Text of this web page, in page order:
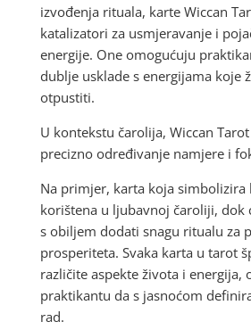
izvođenja rituala, karte Wiccan
katalizatori za usmjeravanje i
energije. One omogućuju
dublje usklade s energijama koje
otpustiti.
U kontekstu čarolija, Wiccan
precizno određivanje namjere i
Na primjer, karta koja simbolizira
korištena u ljubavnoj čaroliji, dok
s obiljem dodati snagu ritualu za
prosperiteta. Svaka karta u tarot
različite aspekte života i energija,
praktikantu da s jasnoćom
rad.